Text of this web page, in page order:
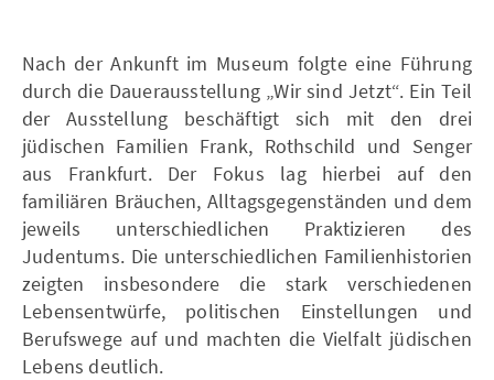
Nach der Ankunft im Museum folgte eine Führung
durch die Dauerausstellung „Wir sind Jetzt“. Ein Teil
der Ausstellung beschäftigt sich mit den drei
jüdischen Familien Frank, Rothschild und Senger
aus Frankfurt. Der Fokus lag hierbei auf den
familiären Bräuchen, Alltagsgegenständen und dem
jeweils unterschiedlichen Praktizieren des
Judentums. Die unterschiedlichen Familienhistorien
zeigten insbesondere die stark verschiedenen
Lebensentwürfe, politischen Einstellungen und
Berufswege auf und machten die Vielfalt jüdischen
Lebens deutlich.